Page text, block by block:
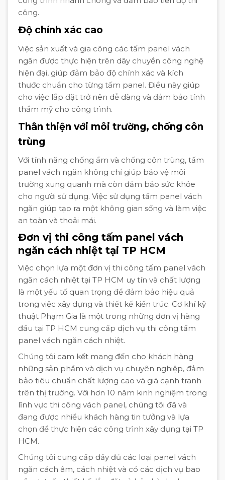
công.
Độ chính xác cao
Việc sản xuất và gia công các tấm panel vách
ngăn được thực hiện trên dây chuyền công nghệ
hiện đại, giúp đảm bảo độ chính xác và kích
thước chuẩn cho từng tấm panel. Điều này giúp
cho việc lắp đặt trở nên dễ dàng và đảm bảo tính
thẩm mỹ cho công trình.
Thân thiện với môi trường, chống côn
trùng
Với tính năng chống ẩm và chống côn trùng, tấm
panel vách ngăn không chỉ giúp bảo vệ môi
trường xung quanh mà còn đảm bảo sức khỏe
cho người sử dụng. Việc sử dụng tấm panel vách
ngăn giúp tạo ra một không gian sống và làm việc
an toàn và thoải mái.
Đơn vị thi công tấm panel vách
ngăn cách nhiệt tại TP HCM
Việc chọn lựa một đơn vị thi công tấm panel vách
ngăn cách nhiệt tại TP HCM uy tín và chất lượng
là một yếu tố quan trọng để đảm bảo hiệu quả
trong việc xây dựng và thiết kế kiến trúc. Cơ khí kỹ
thuật Phạm Gia là một trong những đơn vị hàng
đầu tại TP HCM cung cấp dịch vụ thi công tấm
panel vách ngăn cách nhiệt.
Chúng tôi cam kết mang đến cho khách hàng
những sản phẩm và dịch vụ chuyên nghiệp, đảm
bảo tiêu chuẩn chất lượng cao và giá cạnh tranh
trên thị trường. Với hơn 10 năm kinh nghiệm trong
lĩnh vực thi công vách panel, chúng tôi đã và
đang được nhiều khách hàng tin tưởng và lựa
chọn để thực hiện các công trình xây dựng tại TP
HCM.
Chúng tôi cung cấp đầy đủ các loại panel vách
ngăn cách âm, cách nhiệt và có các dịch vụ bao